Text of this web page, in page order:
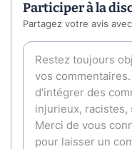
Participer à la
Partagez votre avis